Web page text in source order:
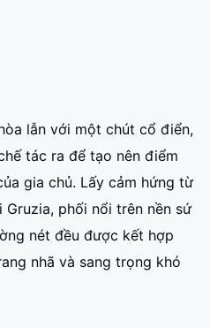
lẫn với một chút cổ điển,
tác ra để tạo nên điểm
gia chủ. Lấy cảm hứng từ
phối nổi trên nền sứ
nét đều được kết hợp
nhã và sang trọng khó